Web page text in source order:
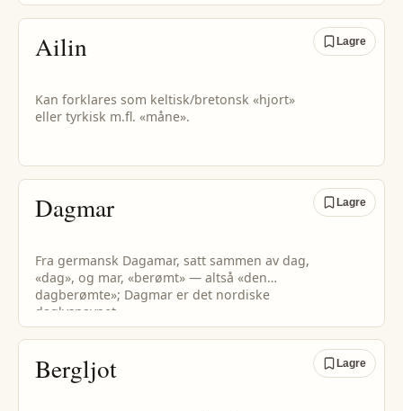
Ailin
Kan forklares som keltisk/bretonsk «hjort»
eller tyrkisk m.fl. «måne».
Lagre
Dagmar
Fra germansk Dagamar, satt sammen av dag,
«dag», og mar, «berømt» — altså «den
dagberømte»; Dagmar er det nordiske
daglysnavnet.
Lagre
Bergljot Lagre